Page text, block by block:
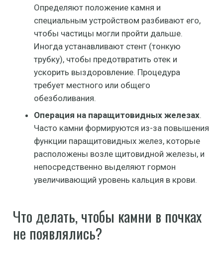
Определяют положение камня и
специальным устройством разбивают его,
чтобы частицы могли пройти дальше.
Иногда устанавливают стент (тонкую
трубку), чтобы предотвратить отек и
ускорить выздоровление. Процедура
требует местного или общего
обезболивания.
Операция на паращитовидных железах.
Часто камни формируются из-за повышения
функции паращитовидных желез, которые
расположены возле щитовидной железы, и
непосредственно выделяют гормон
увеличивающий уровень кальция в крови.
Что делать, чтобы камни в почках
не появлялись?